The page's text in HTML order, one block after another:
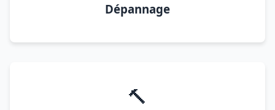
Dépannage
🔨